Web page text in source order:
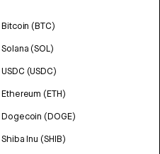
Bitcoin (BTC)
Solana (SOL)
USDC (USDC)
Ethereum (ETH)
Dogecoin (DOGE)
Shiba Inu (SHIB)